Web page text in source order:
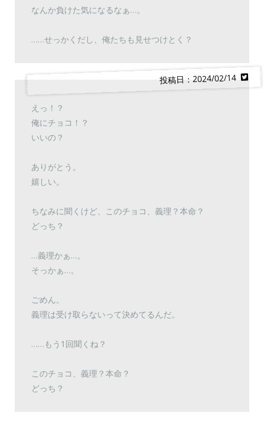
なんか負けた気になるなぁ…。
……せっかくだし、俺たちも見せつけとく？
投稿日：2024/02/14
えっ！？
俺にチョコ！？
いいの？
ありがとう。
嬉しい。
ちなみに聞くけど、このチョコ、義理？本命？
どっち？
…義理かぁ…。
そっかぁ…。
ごめん。
義理は受け取らないって決めてるんだ。
……もう1回聞くね？
このチョコ、義理？本命？
どっち？